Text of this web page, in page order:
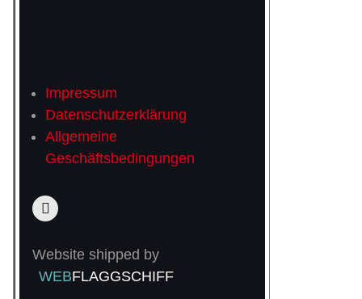
Impressum
Datenschutzerklärung
Allgemeine
Geschäftsbedingungen
Website shipped by
WEBFLAGGSCHIFF